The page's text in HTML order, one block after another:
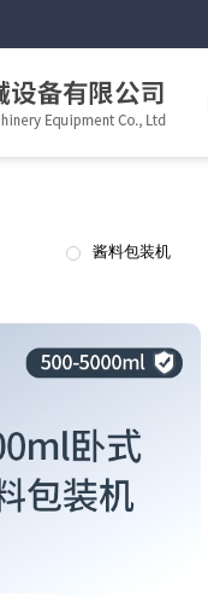
酱料包装机